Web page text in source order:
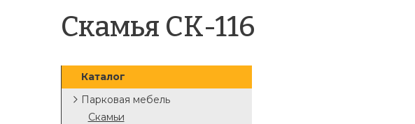
Скамья СК-116
Каталог
Парковая мебель
Скамьи